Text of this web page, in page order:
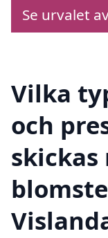
Se urvalet
Vilka
och
skickas